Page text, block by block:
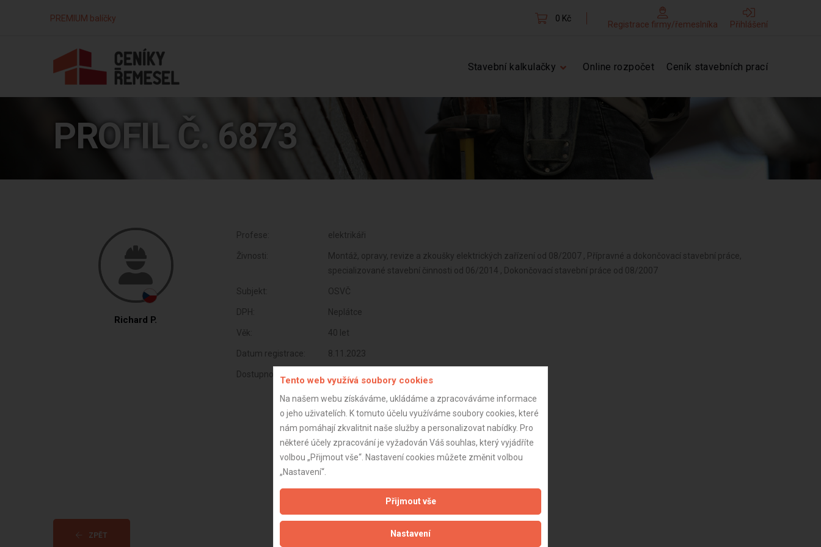
PREMIUM balíčky 0 Kč
Registrace firmy/řemeslníka Přihlášení
Stavební kalkulačky Online rozpočet Ceník stavebních prací
PROFIL Č. 6873
Richard P.
Profese: elektrikáři
Živnosti:
Montáž, opravy, revize a zkoušky elektrických zařízení od 08/2007 , Přípravné a dokončovací stavební práce,
specializované stavební činnosti od 06/2014 , Dokončovací stavební práce od 08/2007
Subjekt: OSVČ
DPH: Neplátce
Věk: 40 let
Datum registrace: 8.11.2023
Dostupnost:
ZPĚT Aktualizováno z portálu ARES dne 01.12.2024 23:45:08
Tento web využívá soubory cookies
Na našem webu získáváme, ukládáme a zpracováváme informace
o jeho uživatelích. K tomuto účelu využíváme soubory cookies, které
nám pomáhají zkvalitnit naše služby a personalizovat nabídky. Pro
některé účely zpracování je vyžadován Váš souhlas, který vyjádříte
volbou „Přijmout vše“. Nastavení cookies můžete změnit volbou
„Nastavení“.
Přijmout vše
Nastavení